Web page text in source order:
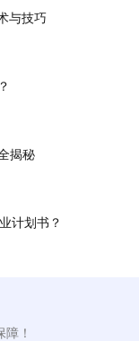
与技巧
揭秘
计划书？
！